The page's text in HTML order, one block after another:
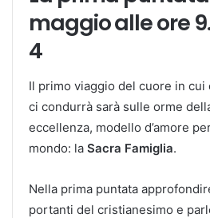
maggio alle ore
4
Il primo viaggio del cuore in cui
ci condurrà sarà sulle orme
eccellenza, modello d’amore
mondo: la Sacra Famiglia.
Nella prima puntata
portanti del cristianesimo e